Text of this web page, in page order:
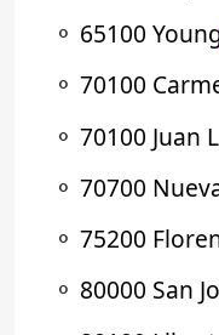
⚬ 65100
⚬ 70100
⚬ 70100 Juan
⚬ 70700
⚬ 75200
⚬ 80000 San